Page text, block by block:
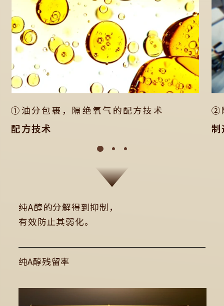
①油分包裹，隔绝氧气的配方技术
配方技术
②
纯A醇的分解得到抑制，
有效防止其弱化。
纯A醇残留率